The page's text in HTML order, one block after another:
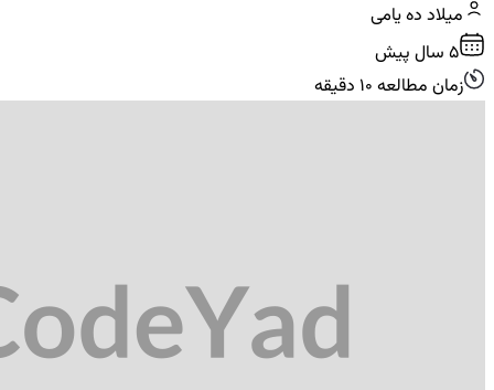
میلاد ده یامی
5 سال پیش
زمان مطالعه 10 دقیقه